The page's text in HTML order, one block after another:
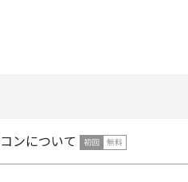
ンについて